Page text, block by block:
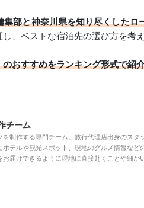
集部と神奈川県を知り尽くしたロ
、ベストな宿泊先の選び方を考え
おすすめをランキング形式で紹
チーム
を制作する専門チーム。旅行代理店出身のスタ
ホテルや観光スポット、現地のグルメ情報など
届けできるように現地に直接赴くことや細か